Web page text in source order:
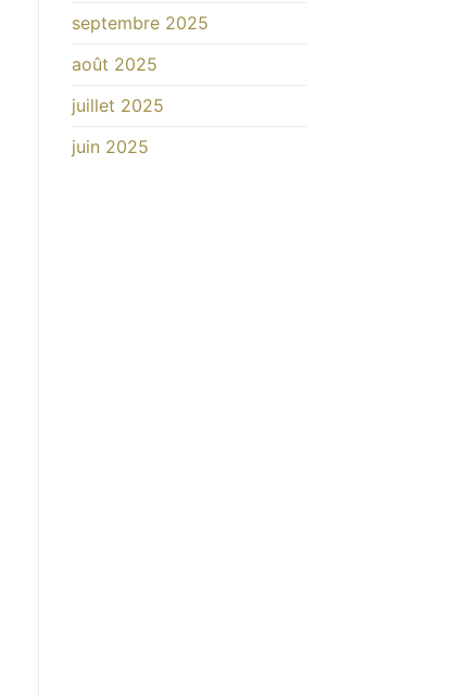
septembre 2025
août 2025
juillet 2025
juin 2025